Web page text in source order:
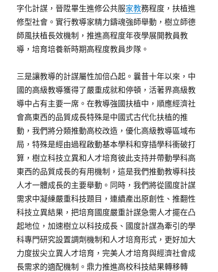
字化計謀，晉陞畢生進修公共服家教務程度，扶植進
修型社會。實行教導家精力鑄魂強師舉動，樹立師德
師風扶植長效機制，推進高程度年夜學展開教員教
導，培育培養新時期高程度教員步隊。
三是讓教導的計謀屬性加倍凸起。曩昔十年以來，中
國的高級教導獲得了嚴重成就和停頓，活著界高級教
導中占有主要一席。在教導強國扶植中，順應經濟社
會高東西的品質成長特殊是中國式古代化扶植的推
動，我們將分類推動高校改造，優化高級教導區域布
局，特殊是經由過程啟動基本學科和穿插學科衝破打
算，樹立科技立異和人才培育彼此支持并帶動學科高
東西的品質成長的有用機制，這是我們推動教導科技
人才一體成長的主要舉動。同時，我們將從國度計謀
需求中凝練嚴重科技題目，連續產出原創性、推翻性
科技立異結果，把培育國度嚴重計謀急需人才擺在凸
起地位，加速樹立以科技成長、國度計謀為牽引的學
科專門研究設置調劑機制和人才培育形式，更好加大
力度拔尖立異人才培育，完美人才培育與經濟社會成
長需求的適配機制。鼎力推進高校科技結果轉移轉